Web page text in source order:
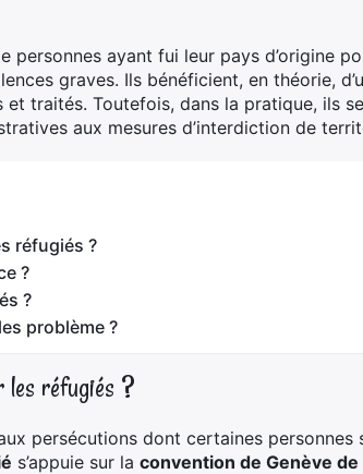
personnes ayant fui leur pays d’origine
graves. Ils bénéficient, en théorie,
traités. Toutefois, dans la pratique, ils
aux mesures d’interdiction de
réfugiés ?
?
?
problème ?
les réfugiés ?
persécutions dont certaines personnes
s’appuie sur la convention de Genève de